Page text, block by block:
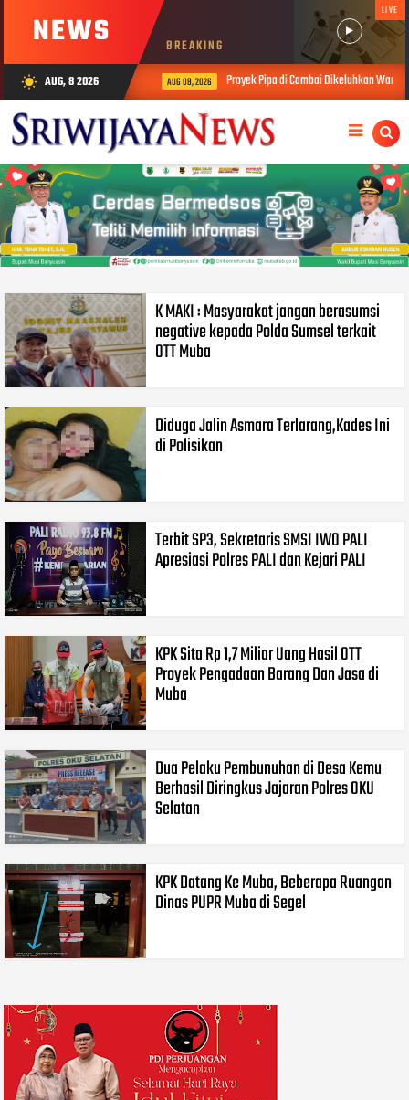
NEWS BREAKING
LIVE
wb_sunny AUG, 8 2026 AUG 08, 2026 Proyek Pipa di Cambai Dikeluhkan
K MAKI : Masyarakat jangan berasumsi
negative kepada Polda Sumsel terkait
OTT Muba
Diduga Jalin Asmara Terlarang,Kades Ini
di Polisikan
Terbit SP3, Sekretaris SMSI IWO PALI
Apresiasi Polres PALI dan Kejari PALI
KPK Sita Rp 1,7 Miliar Uang Hasil OTT
Proyek Pengadaan Barang Dan Jasa di
Muba
Dua Pelaku Pembunuhan di Desa Kemu
Berhasil Diringkus Jajaran Polres OKU
Selatan
KPK Datang Ke Muba, Beberapa Ruangan
Dinas PUPR Muba di Segel